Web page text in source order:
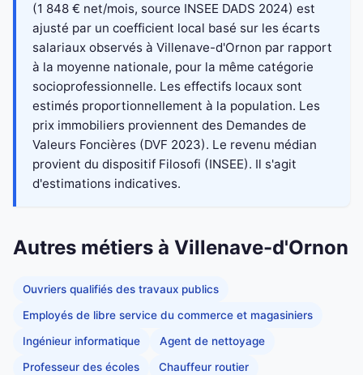
(1 848 € net/mois, source INSEE DADS 2024) est
ajusté par un coefficient local basé sur les écarts
salariaux observés à Villenave-d'Ornon par rapport
à la moyenne nationale, pour la même catégorie
socioprofessionnelle. Les effectifs locaux sont
estimés proportionnellement à la population. Les
prix immobiliers proviennent des Demandes de
Valeurs Foncières (DVF 2023). Le revenu médian
provient du dispositif Filosofi (INSEE). Il s'agit
d'estimations indicatives.
Autres métiers à Villenave-d'Ornon
Ouvriers qualifiés des travaux publics
Employés de libre service du commerce et magasiniers
Ingénieur informatique Agent de nettoyage
Professeur des écoles Chauffeur routier